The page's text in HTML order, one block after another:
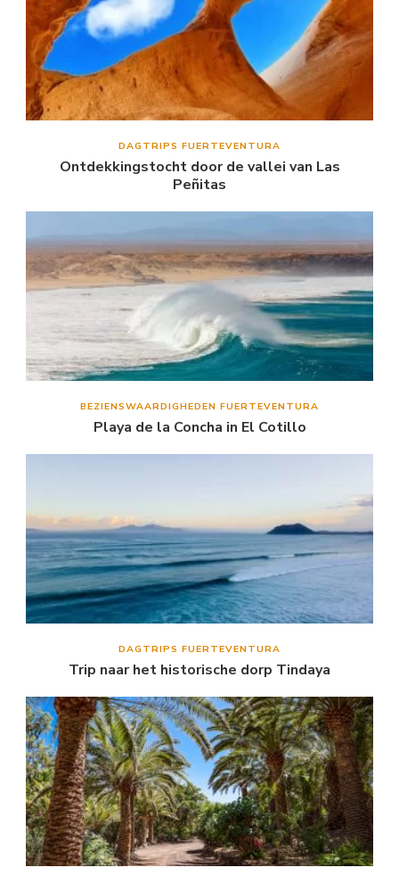
DAGTRIPS FUERTEVENTURA
Ontdekkingstocht door de vallei van Las
Peñitas
BEZIENSWAARDIGHEDEN FUERTEVENTURA
Playa de la Concha in El Cotillo
DAGTRIPS FUERTEVENTURA
Trip naar het historische dorp Tindaya